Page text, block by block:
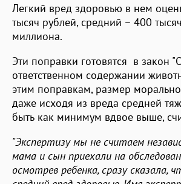
Легкий вред здоровью в нем
тысяч рублей, средний – 400
миллиона.
Эти поправки готовятся в закон
ответственном содержании
этим поправкам, размер
даже исходя из вреда средней
быть как минимум вдвое выше,
"Экспертизу мы не считаем
мама и сын приехали на
осмотрев ребенка, сразу сказала,